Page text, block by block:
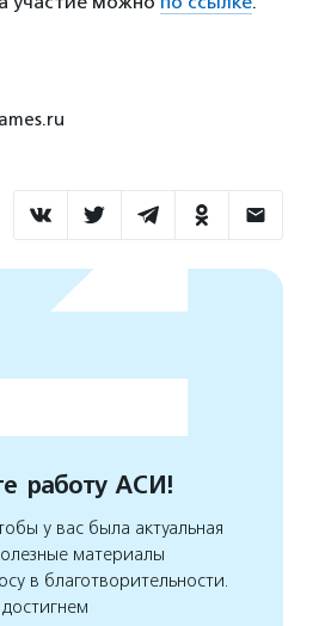
работу АСИ!
у вас была актуальная
материалы
в благотворительности.